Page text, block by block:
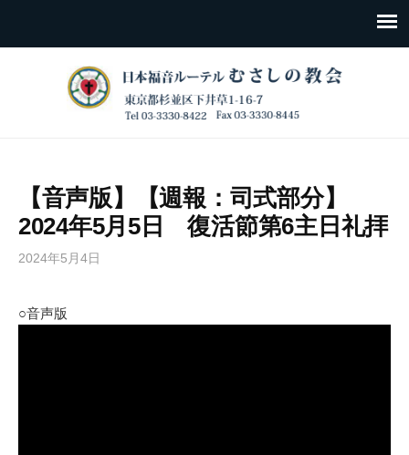
【音声版】【週報：司式部分】
2024年5月5日 復活節第6主日礼拝
2024年5月4日
○音声版